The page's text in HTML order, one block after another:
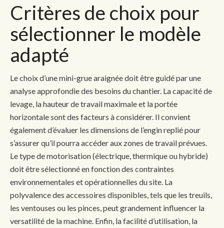
Critères de choix pour
sélectionner le modèle
adapté
Le choix d’une mini-grue araignée doit être guidé par une
analyse approfondie des besoins du chantier. La capacité de
levage, la hauteur de travail maximale et la portée
horizontale sont des facteurs à considérer. Il convient
également d’évaluer les dimensions de l’engin replié pour
s’assurer qu’il pourra accéder aux zones de travail prévues.
Le type de motorisation (électrique, thermique ou hybride)
doit être sélectionné en fonction des contraintes
environnementales et opérationnelles du site. La
polyvalence des accessoires disponibles, tels que les treuils,
les ventouses ou les pinces, peut grandement influencer la
versatilité de la machine. Enfin, la facilité d’utilisation, la